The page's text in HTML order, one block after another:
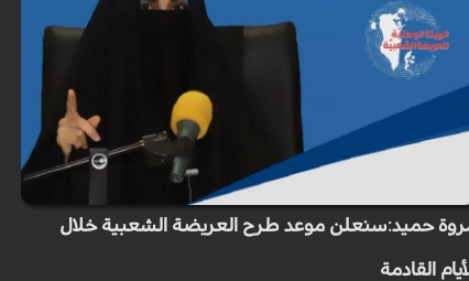
حميد:سنعلن موعد طرح العريضة الشعبية خلال
القادمة